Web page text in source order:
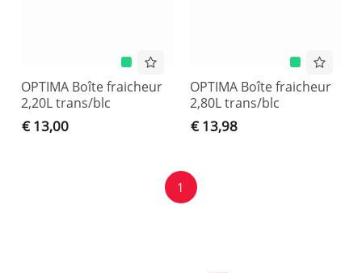
OPTIMA Boîte fraicheur
2,20L trans/blc
€ 13,00
OPTIMA Boîte fraicheur
2,80L trans/blc
€ 13,98
1